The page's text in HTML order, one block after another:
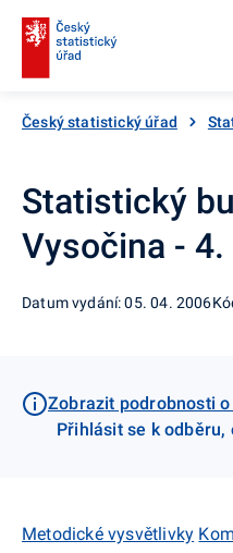
Český statistický úřad
Statistický
Vysočina -
Datum vydání: 05. 04. 2006
Zobrazit podrobnosti
Přihlásit se k odběru,
Metodické vysvětlivky